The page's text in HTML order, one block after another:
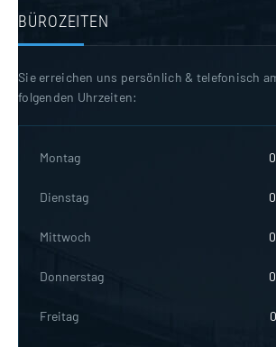
BÜROZEITEN
Sie erreichen uns persönlich & telefonisch
folgenden Uhrzeiten:
Montag
Dienstag
Mittwoch
Donnerstag
Freitag